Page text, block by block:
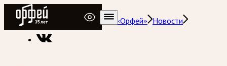
Радио Орфей
Радио классической музыки «Орфей»
Новости